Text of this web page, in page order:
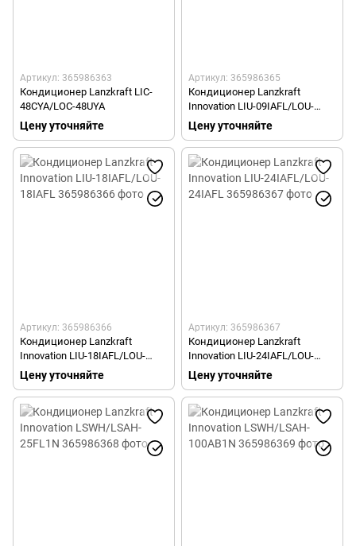
Артикул: 365986363
Кондиционер Lanzkraft LIC-
48CYA/LOC-48UYA
Цену уточняйте
Артикул: 365986365
Кондиционер Lanzkraft
Innovation LIU-09IAFL/LOU-
09IAFL
Цену уточняйте
Артикул: 365986366
Кондиционер Lanzkraft
Innovation LIU-18IAFL/LOU-
18IAFL
Цену уточняйте
Артикул: 365986367
Кондиционер Lanzkraft
Innovation LIU-24IAFL/LOU-
24IAFL
Цену уточняйте